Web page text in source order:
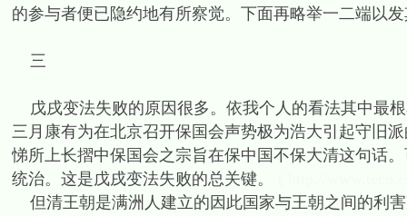
的参与者便已隐约地有所察觉。下面再略举一二端以
三
戊戌变法失败的原因很多。依我个人的看法其中最
三月康有为在北京召开保国会声势极为浩大引起守旧
悌所上长摺中保国会之宗旨在保中国不保大清这句话
统治。这是戊戌变法失败的总关键。
但清王朝是满洲人建立的因此国家与王朝之间的利